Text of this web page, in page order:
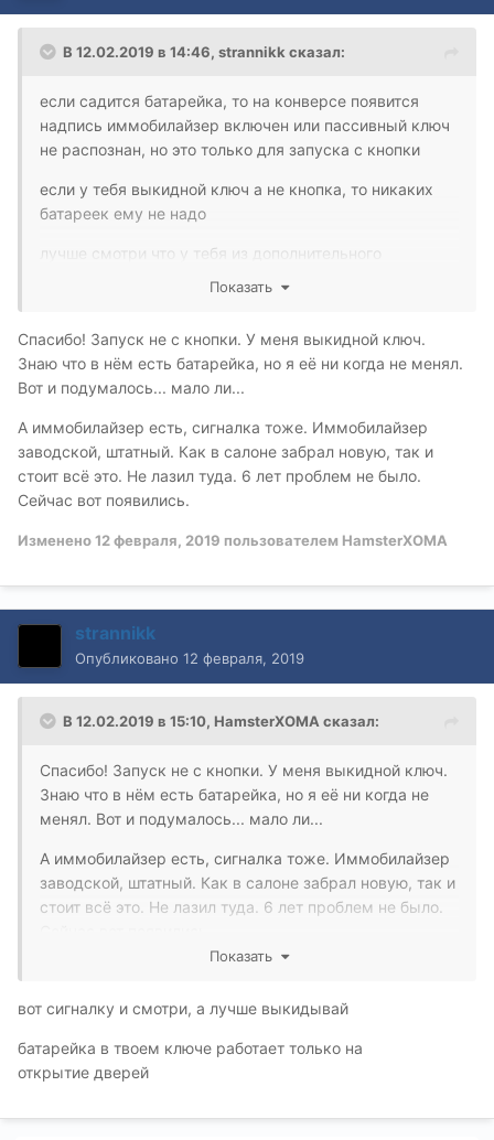
В 12.02.2019 в 14:46, strannikkсказал:
если садится батарейка, то на конверсе появится
надпись иммобилайзер включен или пассивный ключ
не распознан, но это только для запуска с кнопки
если у тебя выкидной ключ а не кнопка, то никаких
батареек ему не надо
лучше смотри что у тебя из дополнительного
оборудования стоит - иммобилайзеры всякие,
Показать
Спасибо! Запуск не с кнопки. У меня выкидной ключ.
Знаю что в нём есть батарейка, но я её ни когда не менял.
Вот и подумалось... мало ли...
А иммобилайзер есть, сигналка тоже. Иммобилайзер
заводской, штатный. Как в салоне забрал новую, так и
стоит всё это. Не лазил туда. 6 лет проблем не было.
Сейчас вот появились.
Изменено12 февраля, 2019 пользователем HamsterXOMA
strannikk
Опубликовано 12 февраля, 2019
В 12.02.2019 в 15:10, HamsterXOMA сказал:
Спасибо! Запуск не с кнопки. У меня выкидной ключ.
Знаю что в нём есть батарейка, но я её ни когда не
менял. Вот и подумалось... мало ли...
А иммобилайзер есть, сигналка тоже. Иммобилайзер
заводской, штатный. Как в салоне забрал новую, так и
стоит всё это. Не лазил туда. 6 лет проблем не было.
Показать
вот сигналку и смотри, а лучше выкидывай
батарейка в твоем ключе работает только на
открытие дверей